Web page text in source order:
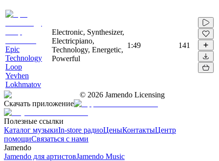
Epic
Technology
Loop
Yevhen
Lokhmatov
Electronic, Synthesizer,
Electricpiano,
Technology, Energetic,
Powerful
1:49 141
© 2026 Jamendo Licensing
Скачать приложение
Полезные ссылки
Каталог музыкиIn-store радиоЦеныКонтактыЦентр
помощиСвязаться с нами
Jamendo
Jamendo для артистовJamendo Music